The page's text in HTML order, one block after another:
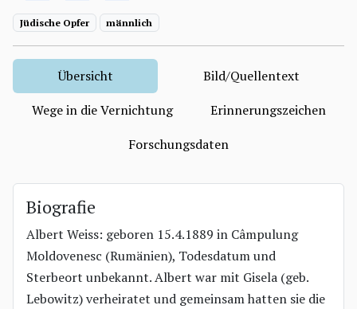
Jüdische Opfer männlich
Übersicht
Bild/Quellentext
Wege in die Vernichtung
Erinnerungszeichen
Forschungsdaten
Biografie
Albert Weiss: geboren 15.4.1889 in Câmpulung
Moldovenesc (Rumänien), Todesdatum und
Sterbeort unbekannt. Albert war mit Gisela (geb.
Lebowitz) verheiratet und gemeinsam hatten sie die